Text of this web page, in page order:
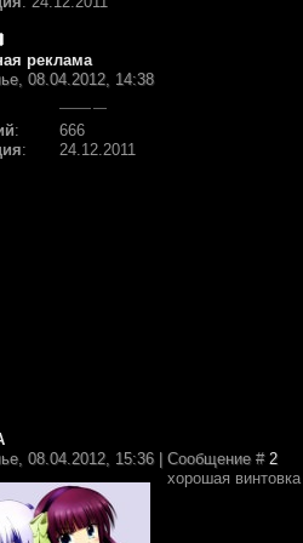
реклама
08.04.2012, 14:38
:
666
: 24.12.2011
08.04.2012, 15:36 | Сообщение # 2
хорошая